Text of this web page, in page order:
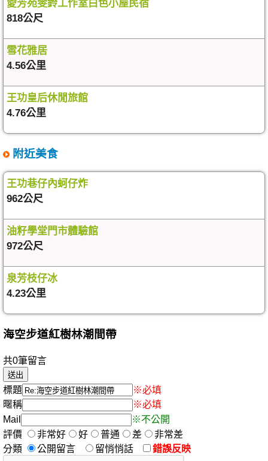
愛芳苑雯鈴工作室白色小屋民宿
818公尺
雪花雅居
4.56公里
王功皇后休閒旅館
4.76公里
附近美食
王功巷仔內蚵仔炸
962公尺
油籽學堂門市體驗館
972公尺
泉芳枝仔冰
4.23公里
海空步道紅樹林潮間帶
共0筆留言
標題
※必填
暱稱
※必填
Mail
※不公開
評價
非常好 好 普通 差
非常差
分類
公開留言 留悄悄話 錯誤反映